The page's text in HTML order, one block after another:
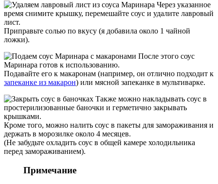
Через указанное
время снимите крышку, перемешайте соус и удалите лавровый
лист.
Приправьте солью по вкусу (я добавила около 1 чайной
ложки).
После этого соус
Маринара готов к использованию.
Подавайте его к макаронам (например, он отлично подходит к
запеканке из макарон) или мясной запеканке в мультиварке.
Также можно накладывать соус в
простерилизованные баночки и герметично закрывать
крышками.
Кроме того, можно налить соус в пакеты для замораживания и
держать в морозилке около 4 месяцев.
(Не забудьте охладить соус в общей камере холодильника
перед замораживанием).
Примечание